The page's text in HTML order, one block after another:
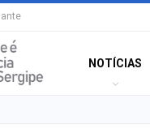
NOTÍCIAS